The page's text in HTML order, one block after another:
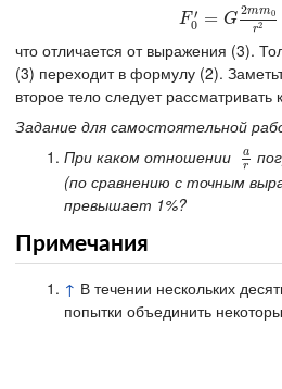
F ′
0 = G
2mm0
r2
F0 =G 2mm0r2
что отличается от выражения (3).
(3) переходит в формулу (2).
второе тело следует рассматривать
Задание для самостоятельной
При каком отношении
a
r
ar
(по сравнению с точным
превышает 1%?
Примечания
↑ В течении нескольких
попытки объединить